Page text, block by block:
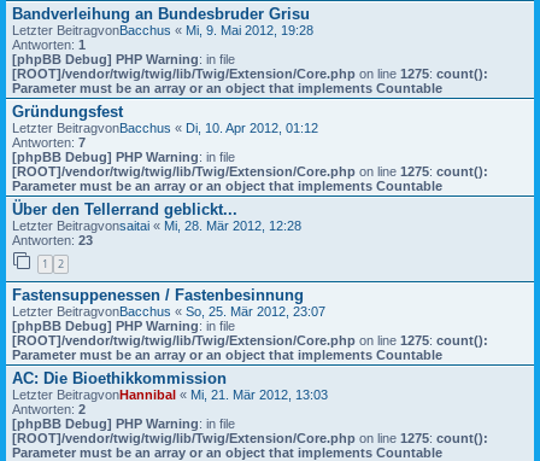
Bandverleihung an Bundesbruder Grisu
Letzter BeitragvonBacchus « Mi, 9. Mai 2012, 19:28
Antworten: 1
[phpBB Debug] PHP Warning: in file
[ROOT]/vendor/twig/twig/lib/Twig/Extension/Core.php on line 1275: count():
Parameter must be an array or an object that implements Countable
Gründungsfest
Letzter BeitragvonBacchus « Di, 10. Apr 2012, 01:12
Antworten: 7
[phpBB Debug] PHP Warning: in file
[ROOT]/vendor/twig/twig/lib/Twig/Extension/Core.php on line 1275: count():
Parameter must be an array or an object that implements Countable
Über den Tellerrand geblickt...
Letzter Beitragvonsaitai « Mi, 28. Mär 2012, 12:28
Antworten: 23
1 2
Fastensuppenessen / Fastenbesinnung
Letzter BeitragvonBacchus « So, 25. Mär 2012, 23:07
[phpBB Debug] PHP Warning: in file
[ROOT]/vendor/twig/twig/lib/Twig/Extension/Core.php on line 1275: count():
Parameter must be an array or an object that implements Countable
AC: Die Bioethikkommission
Letzter BeitragvonHannibal « Mi, 21. Mär 2012, 13:03
Antworten: 2
[phpBB Debug] PHP Warning: in file
[ROOT]/vendor/twig/twig/lib/Twig/Extension/Core.php on line 1275: count():
Parameter must be an array or an object that implements Countable